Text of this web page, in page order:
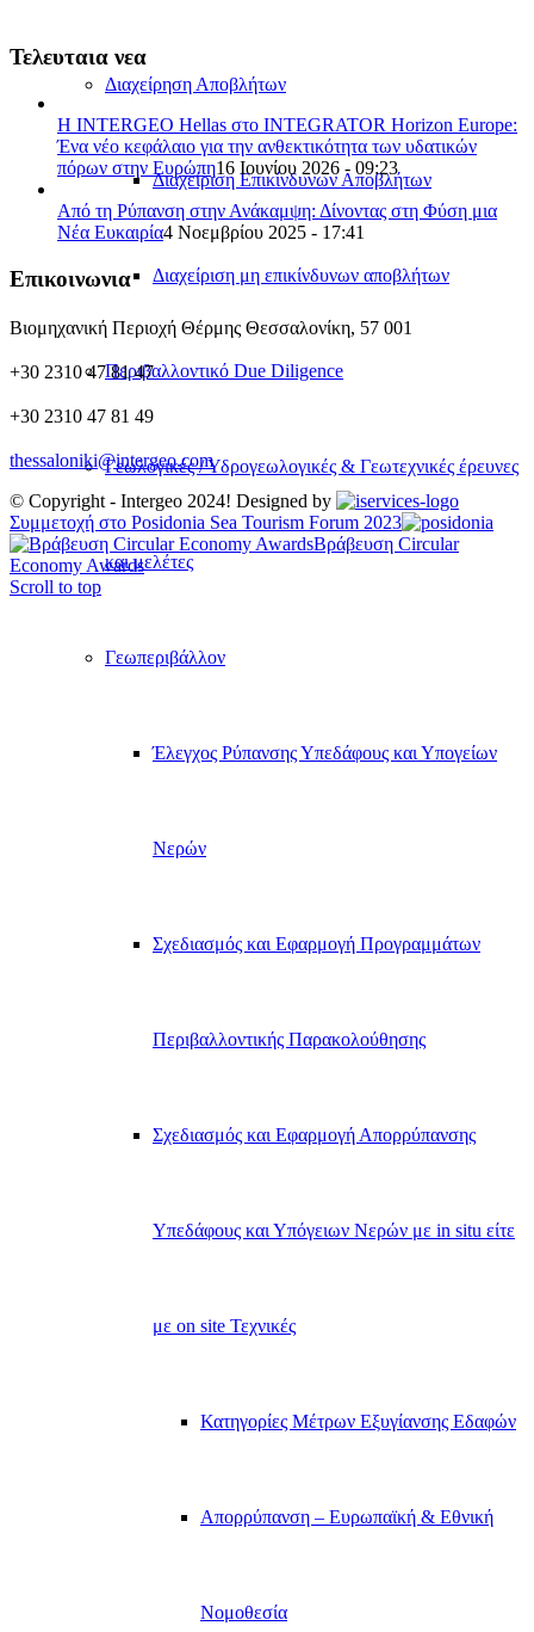
Διαχείρηση Αποβλήτων
Διαχείριση Επικίνδυνων Αποβλήτων
Διαχείριση μη επικίνδυνων αποβλήτων
Περιβαλλοντικό Due Diligence
Γεωλογικές / Υδρογεωλογικές & Γεωτεχνικές έρευνες
και μελέτες
Γεωπεριβάλλον
Έλεγχος Ρύπανσης Υπεδάφους και Υπογείων
Νερών
Σχεδιασμός και Εφαρμογή Προγραμμάτων
Περιβαλλοντικής Παρακολούθησης
Σχεδιασμός και Εφαρμογή Απορρύπανσης
Υπεδάφους και Υπόγειων Νερών με in situ είτε
με on site Τεχνικές
Κατηγορίες Μέτρων Εξυγίανσης Εδαφών
Απορρύπανση – Ευρωπαϊκή & Εθνική
Νομοθεσία
Τελευταια νεα
Η INTERGEO Hellas στο INTEGRATOR Horizon Europe:
Ένα νέο κεφάλαιο για την ανθεκτικότητα των υδατικών
πόρων στην Ευρώπη16 Ιουνίου 2026 - 09:23
Από τη Ρύπανση στην Ανάκαμψη: Δίνοντας στη Φύση μια
Νέα Ευκαιρία4 Νοεμβρίου 2025 - 17:41
Επικοινωνια
Βιομηχανική Περιοχή Θέρμης Θεσσαλονίκη, 57 001
+30 2310 47 81 47
+30 2310 47 81 49
thessaloniki@intergeo.com
© Copyright - Intergeo 2024! Designed by
Συμμετοχή στο Posidonia Sea Tourism Forum 2023
Βράβευση Circular
Economy Awards
Scroll to top